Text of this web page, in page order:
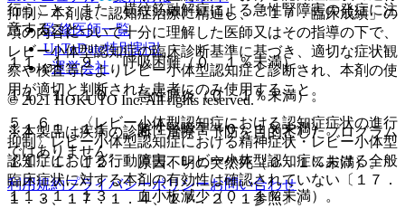
行うこと。また、横紋筋融解症による急性腎障害の発症に注
意すること。
１１．１．９． 呼吸困難（０．１％未満）。
１１．１．１０． 急性膵炎（０．１％未満）。
１１．１．１１． 急性腎障害（０．１％未満）。
１１．１．１２． 原因不明の突然死（０．１％未満）。
１１．１．１３． 血小板減少（０．１％未満）。
抑制〉本剤は、認知症治療に精通し、「１７．臨床成績」の
項の内容について十分に理解した医師又はその指導の下で、
レビー小体型認知症の臨床診断基準に基づき、適切な症状観
察や検査等によりレビー小体型認知症と診断され、本剤の使
用が適切と判断された患者にのみ使用すること。
５．６． 〈レビー小体型認知症における認知症症状の進行
抑制〉レビー小体型認知症における精神症状・レビー小体型
認知症における行動障害、レビー小体型認知症における全般
臨床症状に対する本剤の有効性は確認されていない〔１７．
１．３、１７．１．４、１７．２．１参照〕。
監修医師一覧
UpToDate特別割引
運営会社
© 2021 HOKUTO Inc. All rights reserved.
※本製品は疾病の診断・治療・予防を目的としたプログラム
ではありません。
利用規約プライバシーポリシーお問い合わせ